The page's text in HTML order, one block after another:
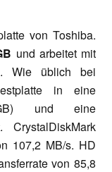
von Toshiba.
und arbeitet mit
. Wie üblich bei
in eine
GB) und eine
107,2 MB/s. HD
von 85,8